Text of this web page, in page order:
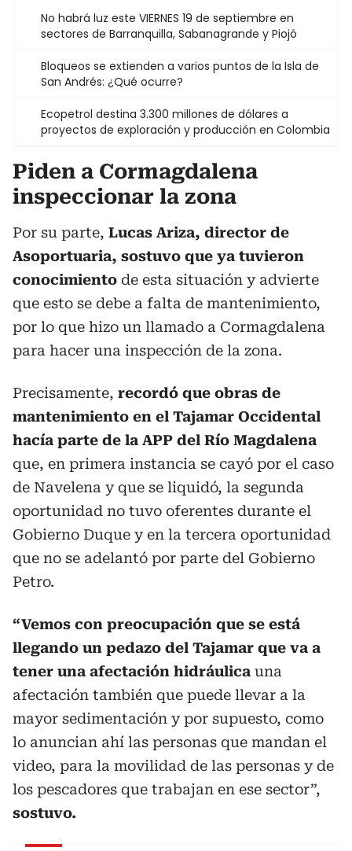
No habrá luz este VIERNES 19 de septiembre en
sectores de Barranquilla, Sabanagrande y Piojó
Bloqueos se extienden a varios puntos de la Isla de
San Andrés: ¿Qué ocurre?
Ecopetrol destina 3.300 millones de dólares a
proyectos de exploración y producción en Colombia
Piden a Cormagdalena
inspeccionar la zona
Por su parte, Lucas Ariza, director de
Asoportuaria, sostuvo que ya tuvieron
conocimiento de esta situación y advierte
que esto se debe a falta de mantenimiento,
por lo que hizo un llamado a Cormagdalena
para hacer una inspección de la zona.
Precisamente, recordó que obras de
mantenimiento en el Tajamar Occidental
hacía parte de la APP del Río Magdalena
que, en primera instancia se cayó por el caso
de Navelena y que se liquidó, la segunda
oportunidad no tuvo oferentes durante el
Gobierno Duque y en la tercera oportunidad
que no se adelantó por parte del Gobierno
Petro.
“Vemos con preocupación que se está
llegando un pedazo del Tajamar que va a
tener una afectación hidráulica una
afectación también que puede llevar a la
mayor sedimentación y por supuesto, como
lo anuncian ahí las personas que mandan el
video, para la movilidad de las personas y de
los pescadores que trabajan en ese sector”,
sostuvo.